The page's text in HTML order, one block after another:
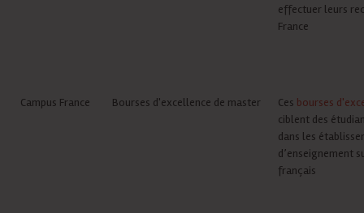
effectuer leurs
France
Campus France Bourses d'excellence de master Ces bourses
ciblent des
dans les
d’enseignement
français